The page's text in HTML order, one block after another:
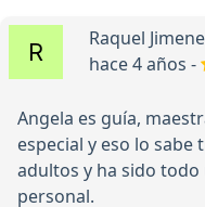
Raquel
hace 4 años -
Angela es guía,
especial y eso lo sabe
adultos y ha sido
personal.